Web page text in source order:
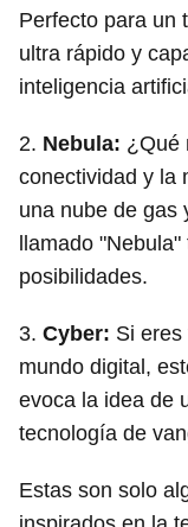
Perfecto para un
ultra rápido y
inteligencia
2. Nebula: ¿Qué
conectividad y la
una nube de gas
llamado
posibilidades.
3. Cyber: Si eres
mundo digital,
evoca la idea de
tecnología de
Estas son solo